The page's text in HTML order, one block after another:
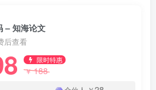
– 知海论文
后查看
限时特惠
￥188